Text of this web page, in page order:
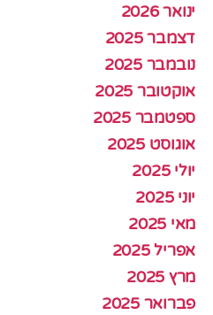
ינואר 2026
דצמבר 2025
נובמבר 2025
אוקטובר 2025
ספטמבר 2025
אוגוסט 2025
יולי 2025
יוני 2025
מאי 2025
אפריל 2025
מרץ 2025
פברואר 2025